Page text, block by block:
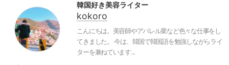
韓国好き美容ライター
kokoro
こんにちは。美容師やアパレル業など色々な仕事をし
てきました。 今は、韓国で韓国語を勉強しながらライ
ターを兼ねています...